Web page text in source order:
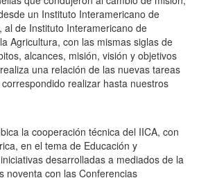
un Instituto Interamericano de
al de Instituto Interamericano de
Agricultura, con las mismas siglas de
alcances, misión, visión y objetivos
una relación de las nuevas tareas
realizar hasta nuestros
la cooperación técnica del IICA, con
en el tema de Educación y
desarrolladas a mediados de la
noventa con las Conferencias